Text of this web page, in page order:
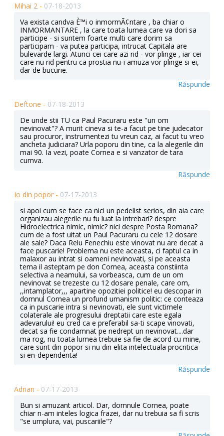
Mihai 2 - 07-18-2013
Va exista candva È™i o inmormÃ¢ntare , ba chiar o
INMORMANTARE , la care toata lumea care va dori sa
participe - si suntem foarte multi care dorim sa
participam - va putea participa, intrucat Capitala are
bulevarde largi. Atunci cei care azi rid - vor plinge , iar cei
care nu rid pentru ca prostia nu-i amuza vor plinge si ei,
dar de bucurie.
Răspunde
Deftone - 07-18-2013
De unde stii TU ca Paul Pacuraru este "un om
nevinovat"? A murit cineva si te-a facut pe tine judecator
sau procuror, instrumentezi tu vreun caz, ai facut tu vreo
ancheta judiciara? Urla poporu din tine, ca la alegerile din
mai 90. Ia vezi, poate Cornea e si vanzator de tara
cumva.
Răspunde
Io din popor - 07-17-2013
si apoi cum se face ca nici un pedelist serios, din aia care
organizau alegerile nu fu luat la intrebari? despre
Hidroelectrica nimic, nimic? nici despre Posta Romana?
cum de a fost uitat un Paul Pacuraru cu cele 12 dosare
ale sale? Daca Relu Fenechiu este vinovat nu are decat a
face puscarie! Problema nu este aceasta, ci faptul ca in
malaxor au intrat si oameni nevinovati, si pe aceasta
tema il asteptam pe don Cornea, aceasta constiinta
selectiva a neamului, sa vorbeasca, cum de un om
nevinovat se trezeste cu 12 dosare penale, care om,
,,intamplator,,, apartine opozitiei politice! eu descopar in
domnul Cornea un profund umanism politic: ce conteaza
ca in puscarie intra si nevinovati, ele sunt victimele
colaterale ale progresului dreptatii care este egala
adevarului! eu cred ca e preferabil sa-ti scape vinovati,
decat sa fie condamnat pe nedrept un nevinovat....dar
ma rog, nu toata lumea trebuie sa fie de acord cu mine,
care sunt din popor si nu din elita intelectuala procritica
si en-dependenta!
Răspunde
Adrian - 07-17-2013
Bun si amuzant articol. Dar, domnule Cornea, poate
chiar n-am inteles logica frazei, dar nu trebuia sa fi scris
"se umplura, vai, puscariile"?